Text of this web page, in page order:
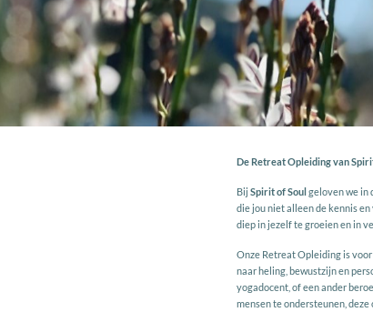
De Retreat Opleiding van
Bij Spirit of Soulgeloven we in
die jou niet alleen de kennis
diep in jezelf te groeien en in
Onze Retreat Opleiding is
naar heling, bewustzijn en
yogadocent, of een ander
mensen te ondersteunen,